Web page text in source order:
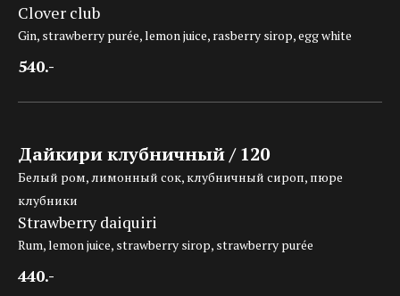
Clover club
Gin, strawberry purée, lemon juice, rasberry sirop, egg white
540.-
Дайкири клубничный / 120
Белый ром, лимонный сок, клубничный сироп, пюре
клубники
Strawberry daiquiri
Rum, lemon juice, strawberry sirop, strawberry purée
440.-